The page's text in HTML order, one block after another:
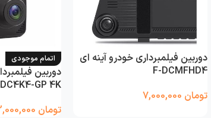
دوربین فیلمبرداری خودرو آینه ای
F-DCMFHD4
تومان
اتمام موجودی
DC4K4-GP 4K
تومان